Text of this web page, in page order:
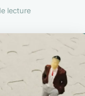
lecture